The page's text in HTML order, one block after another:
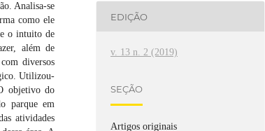
Analisa-se
como ele
o intuito de
além de
diversos
Utilizou-
objetivo do
parque em
atividades
EDIÇÃO
v. 13 n. 2 (2019)
SEÇÃO
Artigos originais